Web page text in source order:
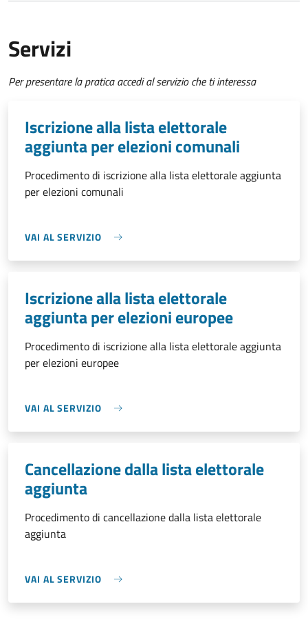
Servizi
Per presentare la pratica accedi al servizio che ti interessa
Iscrizione alla lista elettorale
aggiunta per elezioni comunali
Procedimento di iscrizione alla lista elettorale aggiunta
per elezioni comunali
VAI AL SERVIZIO
Iscrizione alla lista elettorale
aggiunta per elezioni europee
Procedimento di iscrizione alla lista elettorale aggiunta
per elezioni europee
VAI AL SERVIZIO
Cancellazione dalla lista elettorale
aggiunta
Procedimento di cancellazione dalla lista elettorale
aggiunta
VAI AL SERVIZIO